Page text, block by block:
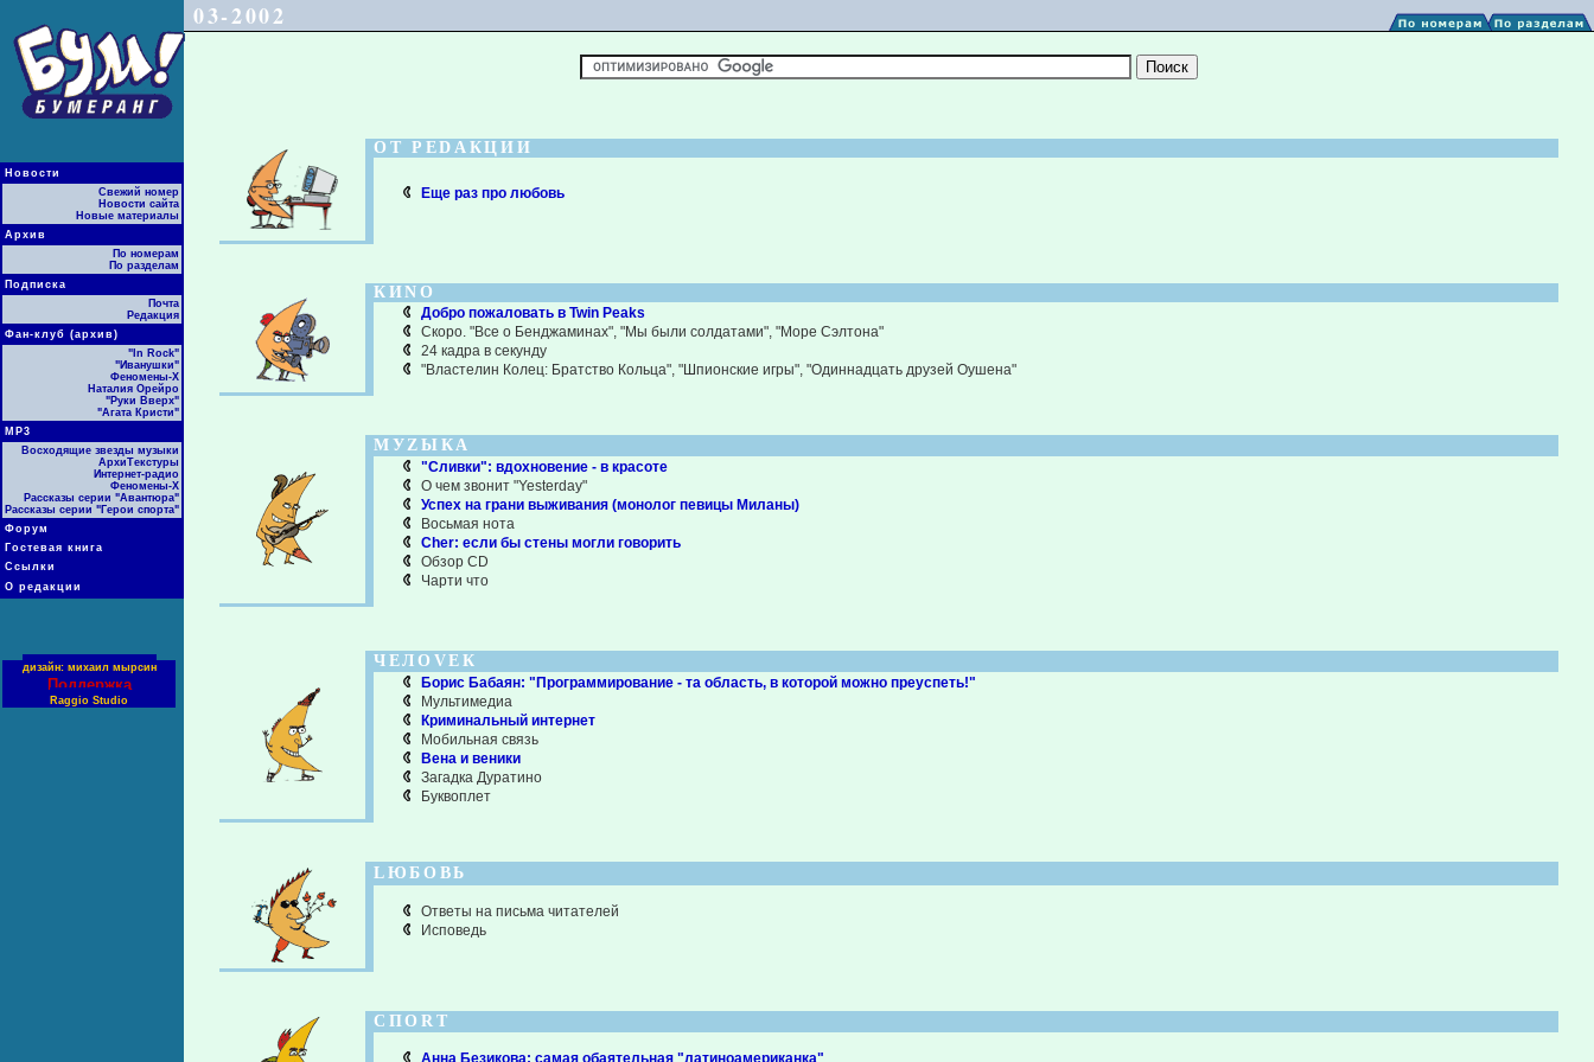
Новости
Свежий номер
Новости сайта
Новые материалы
Архив
По номерам
По разделам
Подписка
Почта
Редакция
Фан-клуб (архив)
"In Rock"
"Иванушки"
Феномены-Х
Наталия Орейро
"Руки Вверх"
"Агата Кристи"
МР3
Восходящие звезды музыки
АрхиТекстуры
Интернет-радио
Феномены-Х
Рассказы серии "Авантюра"
Рассказы серии "Герои спорта"
Форум
Гостевая книга
Ссылки
О редакции
дизайн: михаил мырсин
Поддержка
Raggio Studio
03-2002
ОТ РЕDАКЦИИ
Еще раз про любовь
КИNО
Добро пожаловать в Twin Peaks
Скоро. "Все о Бенджаминах", "Мы были солдатами", "Море Сэлтона"
24 кадра в секунду
"Властелин Колец: Братство Кольца", "Шпионские игры", "Одиннадцать друзей Оушена"
МУZЫКА
"Сливки": вдохновение - в красоте
О чем звонит "Yesterday"
Успех на грани выживания (монолог певицы Миланы)
Восьмая нота
Cher: если бы стены могли говорить
Обзор CD
Чарти что
ЧЕЛОVЕК
Борис Бабаян: "Программирование - та область, в которой можно преуспеть!"
Мультимедиа
Криминальный интернет
Мобильная связь
Вена и веники
Загадка Дуратино
Буквоплет
LЮБОВЬ
Ответы на письма читателей
Исповедь
СПОRТ
Анна Безикова: самая обаятельная "латиноамериканка"